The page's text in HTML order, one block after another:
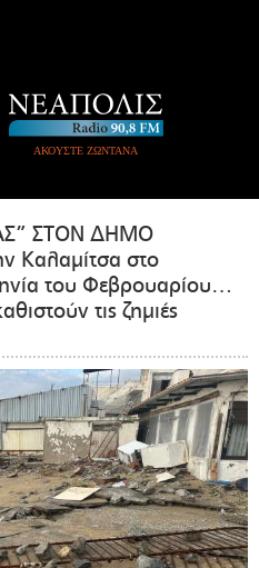
ΑΚΟΥΣΤΕ ΖΩΝΤΑΝΑ
ΣΤΟΝ ΔΗΜΟ
Καλαμίτσα στο
του Φεβρουαρίου…
τις ζημιές